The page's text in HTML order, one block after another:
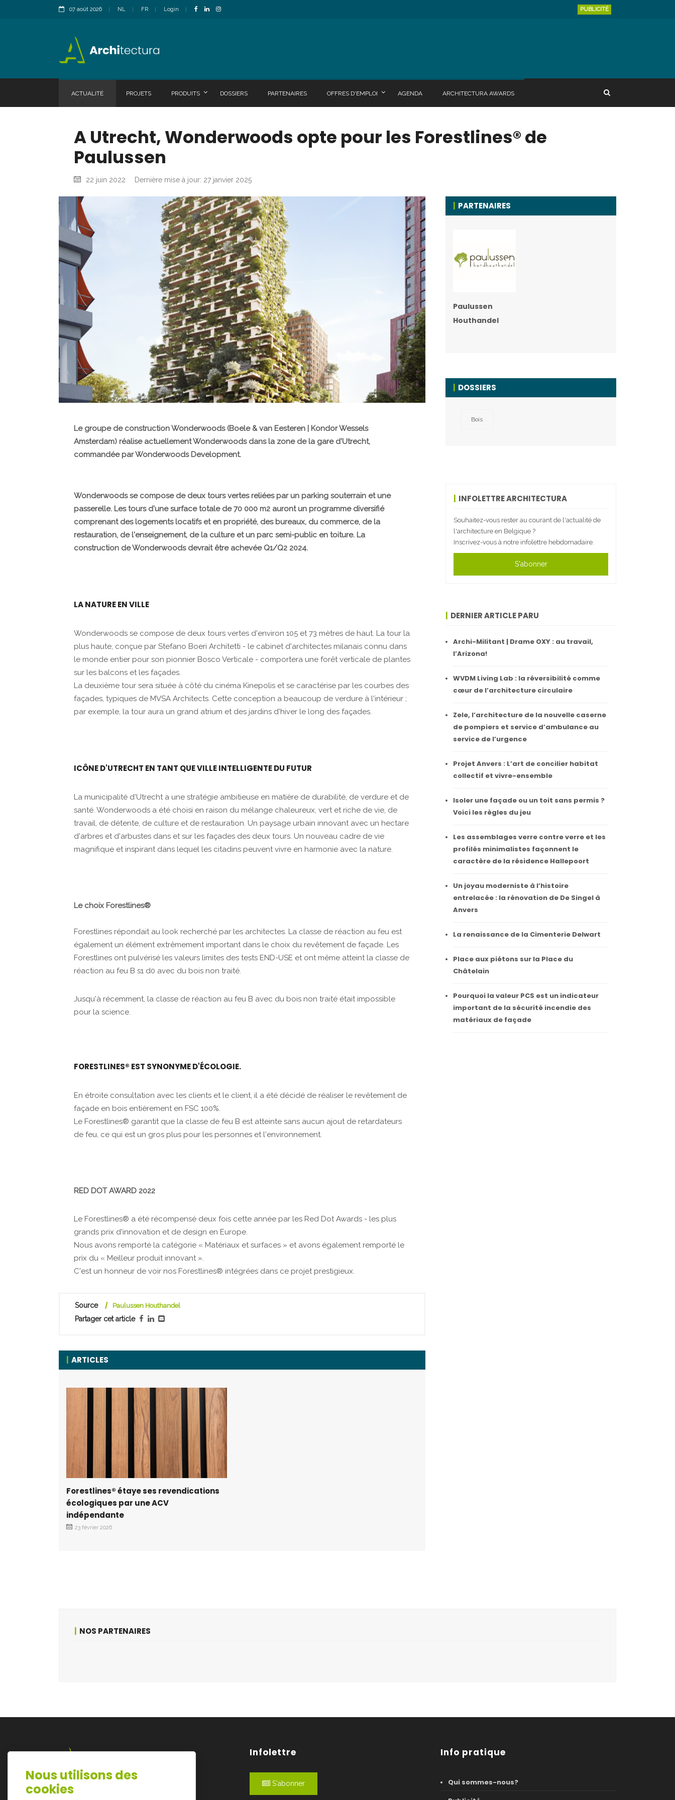
07 août 2026 NL FR Login PUBLICITÉ
ACTUALITÉ PROJETS PRODUITS DOSSIERS PARTENAIRES OFFRES D'EMPLOI AGENDA ARCHITECTURA AWARDS
A Utrecht, Wonderwoods opte pour les Forestlines® de
Paulussen
22 juin 2022 Dernière mise à jour: 27 janvier 2025
Le groupe de construction Wonderwoods (Boele & van Eesteren | Kondor Wessels
Amsterdam) réalise actuellement Wonderwoods dans la zone de la gare d'Utrecht,
commandée par Wonderwoods Development.
Wonderwoods se compose de deux tours vertes reliées par un parking souterrain et une
passerelle. Les tours d'une surface totale de 70 000 m2 auront un programme diversifié
comprenant des logements locatifs et en propriété, des bureaux, du commerce, de la
restauration, de l'enseignement, de la culture et un parc semi-public en toiture. La
construction de Wonderwoods devrait être achevée Q1/Q2 2024.
LA NATURE EN VILLE
Wonderwoods se compose de deux tours vertes d'environ 105 et 73 mètres de haut. La tour la
plus haute, conçue par Stefano Boeri Architetti - le cabinet d'architectes milanais connu dans
le monde entier pour son pionnier Bosco Verticale - comportera une forêt verticale de plantes
sur les balcons et les façades.
La deuxième tour sera située à côté du cinéma Kinepolis et se caractérise par les courbes des
façades, typiques de MVSA Architects. Cette conception a beaucoup de verdure à l'intérieur ;
par exemple, la tour aura un grand atrium et des jardins d'hiver le long des façades.
ICÔNE D'UTRECHT EN TANT QUE VILLE INTELLIGENTE DU FUTUR
La municipalité d'Utrecht a une stratégie ambitieuse en matière de durabilité, de verdure et de
santé. Wonderwoods a été choisi en raison du mélange chaleureux, vert et riche de vie, de
travail, de détente, de culture et de restauration. Un paysage urbain innovant avec un hectare
d'arbres et d'arbustes dans et sur les façades des deux tours. Un nouveau cadre de vie
magnifique et inspirant dans lequel les citadins peuvent vivre en harmonie avec la nature.
Le choix Forestlines®
Forestlines répondait au look recherché par les architectes. La classe de réaction au feu est
également un élément extrêmement important dans le choix du revêtement de façade. Les
Forestlines ont pulvérisé les valeurs limites des tests END-USE et ont même atteint la classe de
réaction au feu B s1 d0 avec du bois non traité.
Jusqu'à récemment, la classe de réaction au feu B avec du bois non traité était impossible
pour la science.
FORESTLINES® EST SYNONYME D'ÉCOLOGIE.
En étroite consultation avec les clients et le client, il a été décidé de réaliser le revêtement de
façade en bois entièrement en FSC 100%.
Le Forestlines® garantit que la classe de feu B est atteinte sans aucun ajout de retardateurs
de feu, ce qui est un gros plus pour les personnes et l'environnement.
RED DOT AWARD 2022
Le Forestlines® a été récompensé deux fois cette année par les Red Dot Awards - les plus
grands prix d'innovation et de design en Europe.
Nous avons remporté la catégorie « Matériaux et surfaces » et avons également remporté le
prix du « Meilleur produit innovant ».
C'est un honneur de voir nos Forestlines® intégrées dans ce projet prestigieux.
Source Paulussen Houthandel
Partager cet article
ARTICLES
Forestlines® étaye ses revendications
écologiques par une ACV
indépendante
23 février 2026
PARTENAIRES
Paulussen
Houthandel
DOSSIERS
Bois
INFOLETTRE ARCHITECTURA
Souhaitez-vous rester au courant de l'actualité de
l'architecture en Belgique ?
Inscrivez-vous à notre infolettre hebdomadaire.
S'abonner
DERNIER ARTICLE PARU
Archi-Militant | Drame OXY : au travail,
l’Arizona!
WVDM Living Lab : la réversibilité comme
cœur de l’architecture circulaire
Zele, l’architecture de la nouvelle caserne
de pompiers et service d’ambulance au
service de l’urgence
Projet Anvers : L’art de concilier habitat
collectif et vivre-ensemble
Isoler une façade ou un toit sans permis ?
Voici les règles du jeu
Les assemblages verre contre verre et les
profilés minimalistes façonnent le
caractère de la résidence Hallepoort
Un joyau moderniste à l’histoire
entrelacée : la rénovation de De Singel à
Anvers
La renaissance de la Cimenterie Delwart
Place aux piétons sur la Place du
Châtelain
Pourquoi la valeur PCS est un indicateur
important de la sécurité incendie des
matériaux de façade
NOS PARTENAIRES
Lazarijstraat 168
3500 Hasselt
Infolettre
S'abonner
Info pratique
Qui sommes-nous?
Nous utilisons des
cookies